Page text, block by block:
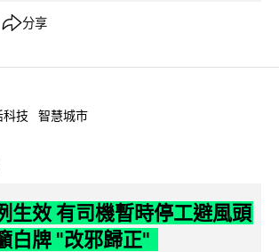
分享
科技 智慧城市
生效 有司機暫時停工避風頭
白牌 "改邪歸正"